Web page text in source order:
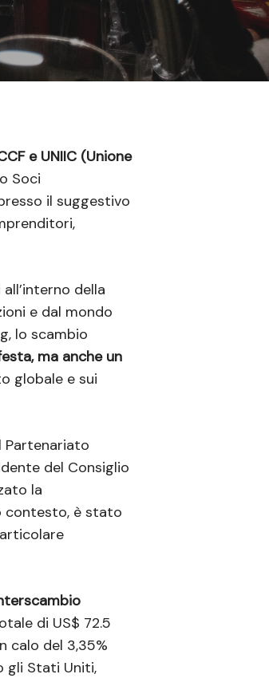
e UNIIC (Unione
Soci
il suggestivo
della
e dal mondo
lo scambio
ma anche un
globale e sui
Partenariato
del Consiglio
la
contesto, è stato
di US$ 72.5
calo del 3,35%
gli Stati Uniti,